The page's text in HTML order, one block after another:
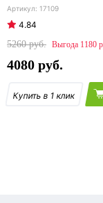
17109
4.84
5260
1180
4080